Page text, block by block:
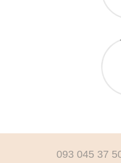
093 045 37